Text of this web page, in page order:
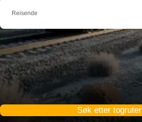
Reisende
Søk etter togruter